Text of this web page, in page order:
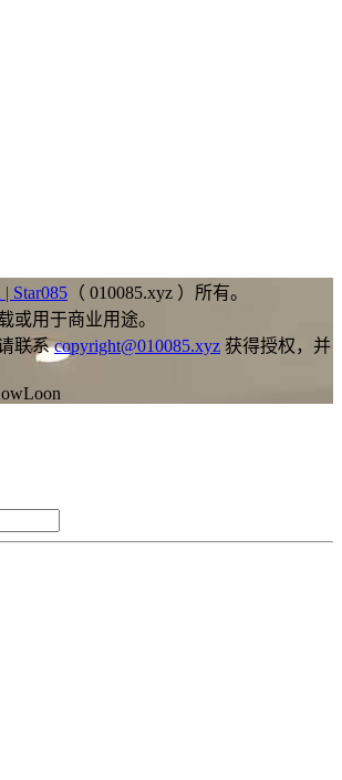
Star085 （ 010085.xyz ）所有。
或用于商业用途。
联系copyright@010085.xyz 获得授权，并